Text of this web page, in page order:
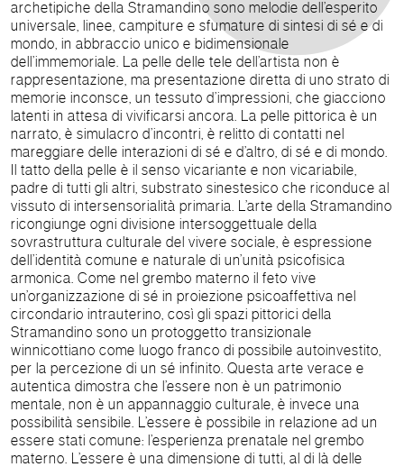
archetipiche della Stramandino sono melodie dell’esperito
universale, linee, campiture e sfumature di sintesi di sé e di
mondo, in abbraccio unico e bidimensionale
dell’immemoriale. La pelle delle tele dell’artista non è
rappresentazione, ma presentazione diretta di uno strato di
memorie inconsce, un tessuto d’impressioni, che giacciono
latenti in attesa di vivificarsi ancora. La pelle pittorica è un
narrato, è simulacro d’incontri, è relitto di contatti nel
mareggiare delle interazioni di sé e d’altro, di sé e di mondo.
Il tatto della pelle è il senso vicariante e non vicariabile,
padre di tutti gli altri, substrato sinestesico che riconduce al
vissuto di intersensorialità primaria. L’arte della Stramandino
ricongiunge ogni divisione intersoggettuale della
sovrastruttura culturale del vivere sociale, è espressione
dell’identità comune e naturale di un’unità psicofisica
armonica. Come nel grembo materno il feto vive
un’organizzazione di sé in proiezione psicoaffettiva nel
circondario intrauterino, così gli spazi pittorici della
Stramandino sono un protoggetto transizionale
winnicottiano come luogo franco di possibile autoinvestito,
per la percezione di un sé infinito. Questa arte verace e
autentica dimostra che l’essere non è un patrimonio
mentale, non è un appannaggio culturale, è invece una
possibilità sensibile. L’essere è possibile in relazione ad un
essere stati comune: l’esperienza prenatale nel grembo
materno. L’essere è una dimensione di tutti, al di là delle